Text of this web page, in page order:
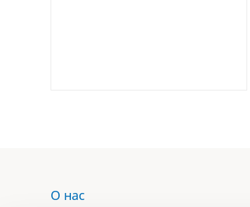
О нас